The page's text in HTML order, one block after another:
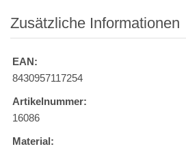
Zusätzliche Informationen
EAN:
8430957117254
Artikelnummer:
16086
Material: